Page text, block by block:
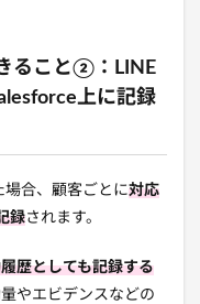
ること②：LINE
上に記録
場合、顧客ごとに対応
録されます。
歴としても記録する
やエビデンスなどの